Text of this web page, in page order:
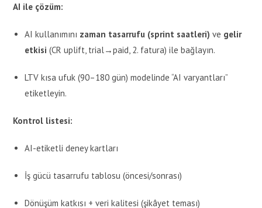
AI ile çözüm:
AI kullanımını zaman tasarrufu (sprint saatleri) ve gelir
etkisi (CR uplift, trial→paid, 2. fatura) ile bağlayın.
LTV kısa ufuk (90–180 gün) modelinde “AI varyantları”
etiketleyin.
Kontrol listesi:
AI-etiketli deney kartları
İş gücü tasarrufu tablosu (öncesi/sonrası)
Dönüşüm katkısı + veri kalitesi (şikâyet teması)